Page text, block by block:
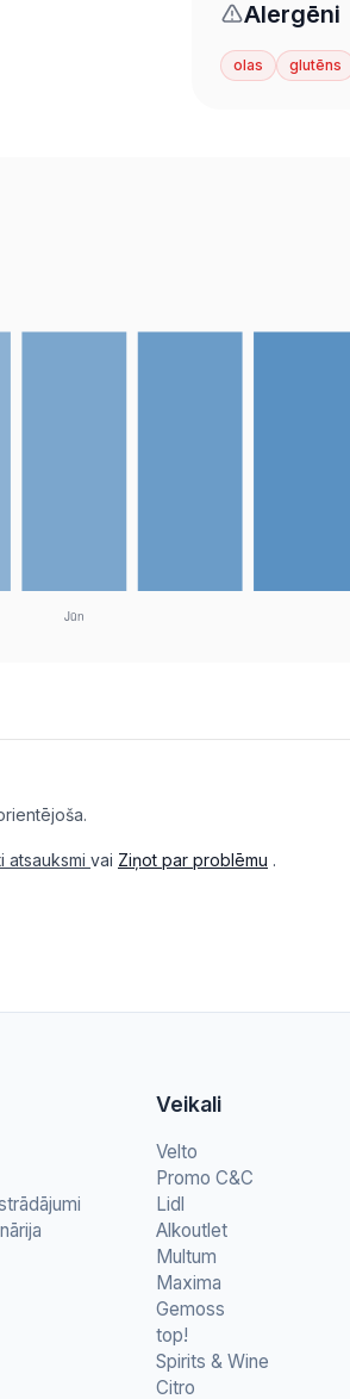
Alergēni
olas glutēns
atsauksmi vai Ziņot par problēmu .
Veikali
Velto
Promo C&C
Lidl
Alkoutlet
Multum
Maxima
Gemoss
top!
Spirits & Wine
Citro